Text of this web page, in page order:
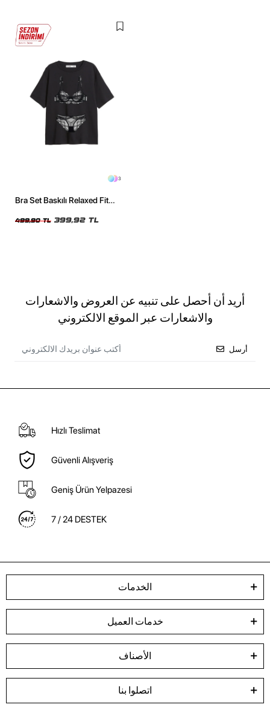
3
Bra Set Baskılı Relaxed Fit
499,90 TL 399,92 TL
أريد أن أحصل على تنبيه عن العروض والاشعارات
والاشعارات عبر الموقع الالكتروني
أرسل
Hızlı Teslimat
Güvenli Alışveriş
Geniş Ürün Yelpazesi
7 / 24 DESTEK
الخدمات
خدمات العميل
الأصناف
اتصلوا بنا